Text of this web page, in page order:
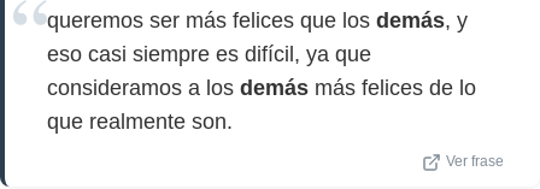
queremos ser más felices que los demás, y
eso casi siempre es difícil, ya que
consideramos a los demás más felices de lo
que realmente son.
Ver frase